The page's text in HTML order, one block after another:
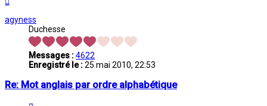
agyness
Duchesse
Messages :4622
Enregistré le :25 mai 2010, 22:53
Re: Mot anglais par ordre alphabétique